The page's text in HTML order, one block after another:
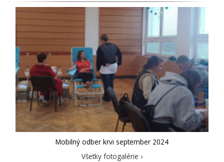
Mobilný odber krvi september 2024
Všetky fotogalérie ›